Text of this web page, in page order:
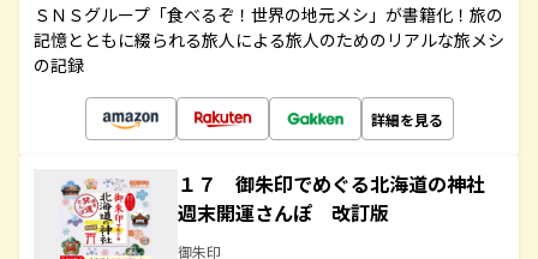
ＳＮＳグループ「食べるぞ！世界の地元メシ」が書籍化！旅の
記憶とともに綴られる旅人による旅人のためのリアルな旅メシ
の記録
詳細を見る
１７ 御朱印でめぐる北海道の神社
週末開運さんぽ 改訂版
御朱印